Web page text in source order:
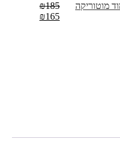
מוטוריקה
₪185
₪165